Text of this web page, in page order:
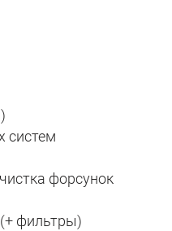
систем
форсунок
фильтры)